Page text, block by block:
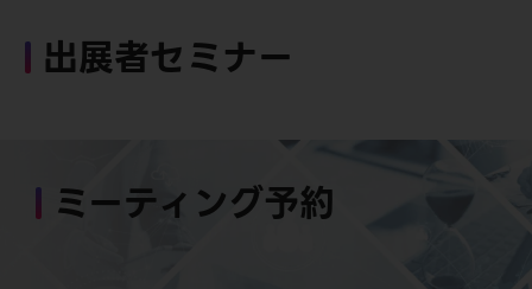
出展者セミナー
ミーティング予約